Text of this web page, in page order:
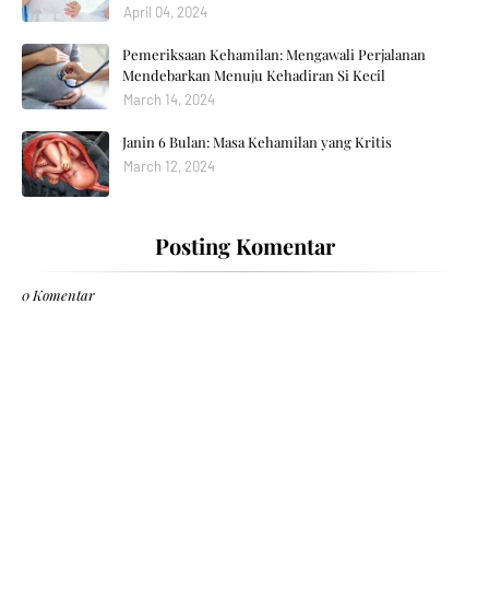
April 04, 2024
Pemeriksaan Kehamilan: Mengawali Perjalanan
Mendebarkan Menuju Kehadiran Si Kecil
March 14, 2024
Janin 6 Bulan: Masa Kehamilan yang Kritis
March 12, 2024
Posting Komentar
0 Komentar